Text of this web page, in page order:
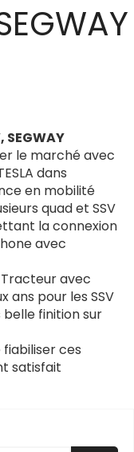
SEGWAY
le marché avec
dans
en mobilité
quad et SSV
la connexion
avec
avec
ans pour les SSV
finition sur
ces
satisfait